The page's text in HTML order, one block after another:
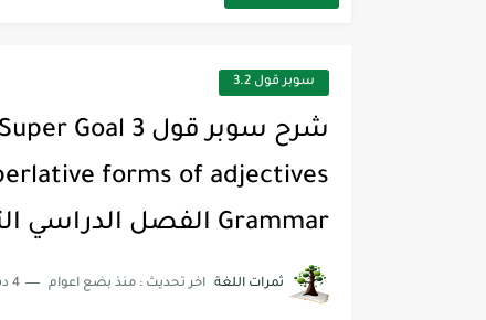
سوبر قول 3.2
Grammar الفصل الدراسي الثاني ثالث متوسط
ثمرات اللغة اخر تحديث : منذ بضع اعوام 4 دقائق للقراءة